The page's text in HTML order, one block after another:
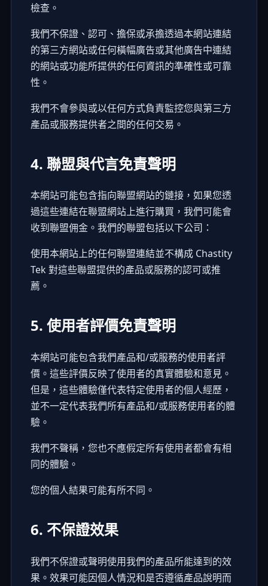
檢查。
我們不保證、認可、擔保或承擔透過本網站連結
的第三方網站或任何橫幅廣告或其他廣告中連結
的網站或功能所提供的任何資訊的準確性或可靠
性。
我們不會參與或以任何方式負責監控您與第三方
產品或服務提供者之間的任何交易。
4. 聯盟與代言免責聲明
本網站可能包含指向聯盟網站的鏈接，如果您透
過這些連結在聯盟網站上進行購買，我們可能會
收到聯盟佣金。我們的聯盟包括以下公司：
使用本網站上的任何聯盟連結並不構成 Chastity
Tek 對這些聯盟提供的產品或服務的認可或推
薦。
5. 使用者評價免責聲明
本網站可能包含我們產品和/或服務的使用者評
價。這些評價反映了使用者的真實體驗和意見。
但是，這些體驗僅代表特定使用者的個人經歷，
並不一定代表我們所有產品和/或服務使用者的體
驗。
我們不聲稱，您也不應假定所有使用者都會有相
同的體驗。
您的個人結果可能有所不同。
6. 不保證效果
我們不保證或聲明使用我們的產品所能達到的效
果。效果可能因個人情況和是否遵循產品說明而